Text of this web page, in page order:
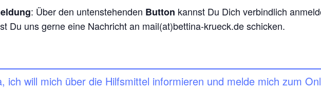
: Über den untenstehenden Button kannst Du Dich verbindlich
Du uns gerne eine Nachricht an mail(at)bettina-krueck.de schicken.
ich will mich über die Hilfsmittel informieren und melde mich zum